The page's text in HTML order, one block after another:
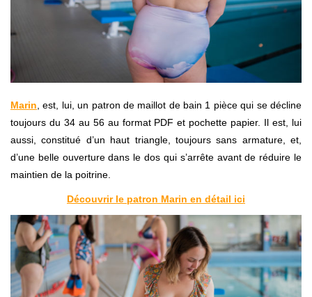
Marin, est, lui, un patron de maillot de bain 1 pièce qui se décline
toujours du 34 au 56 au format PDF et pochette papier. Il est, lui
aussi, constitué d’un haut triangle, toujours sans armature, et,
d’une belle ouverture dans le dos qui s’arrête avant de réduire le
maintien de la poitrine.
Découvrir le patron Marin en détail ici